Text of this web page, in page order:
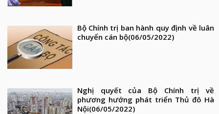
Bộ Chính trị ban hành quy định về luân
chuyển cán bộ(06/05/2022)
Nghị quyết của Bộ Chính trị về
phương hướng phát triển Thủ đô Hà
Nội(06/05/2022)